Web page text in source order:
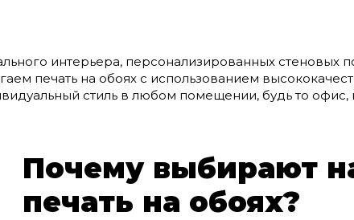
интерьера, персонализированных стеновых
печать на обоях с использованием
стиль в любом помещении, будь то офис,
Почему выбирают
печать на обоях?